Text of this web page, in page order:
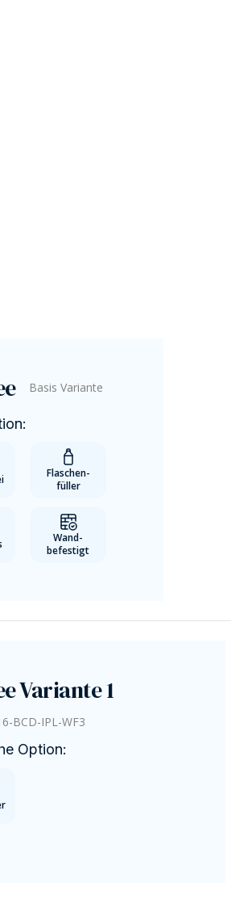
Basis Variante
Flaschen-
füller
Wand-
befestigt
Variante 1
BCD-IPL-WF3
Option: